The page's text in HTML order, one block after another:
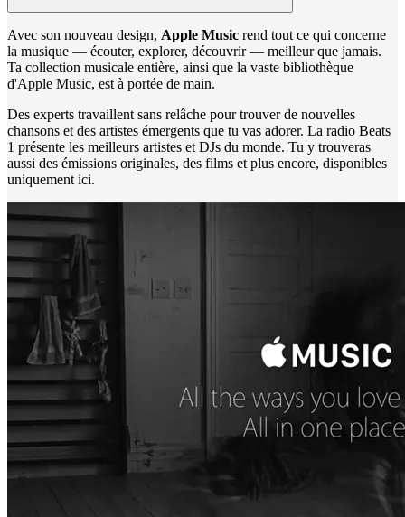
Avec son nouveau design, Apple Music rend tout ce qui concerne
la musique — écouter, explorer, découvrir — meilleur que jamais.
Ta collection musicale entière, ainsi que la vaste bibliothèque
d'Apple Music, est à portée de main.
Des experts travaillent sans relâche pour trouver de nouvelles
chansons et des artistes émergents que tu vas adorer. La radio Beats
1 présente les meilleurs artistes et DJs du monde. Tu y trouveras
aussi des émissions originales, des films et plus encore, disponibles
uniquement ici.